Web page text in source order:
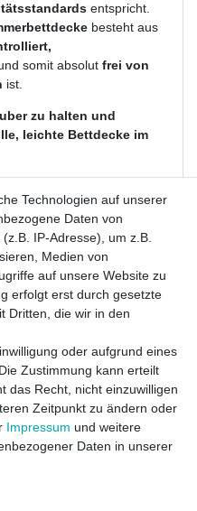
entspricht.
besteht aus
somit absolut frei von
ist.
zu halten und
leichte Bettdecke im
Sommernächte
,
biologischer,
Markenfaser Advansa
Technologien auf unserer
Daten von
IP-Adresse), um z.B.
Medien von
auf unsere Website zu
erfolgt erst durch gesetzte
Dritten, die wir in den
oder aufgrund eines
Zustimmung kann erteilt
das Recht, nicht einzuwilligen
Zeitpunkt zu ändern oder
Impressum und weitere
Daten in unserer